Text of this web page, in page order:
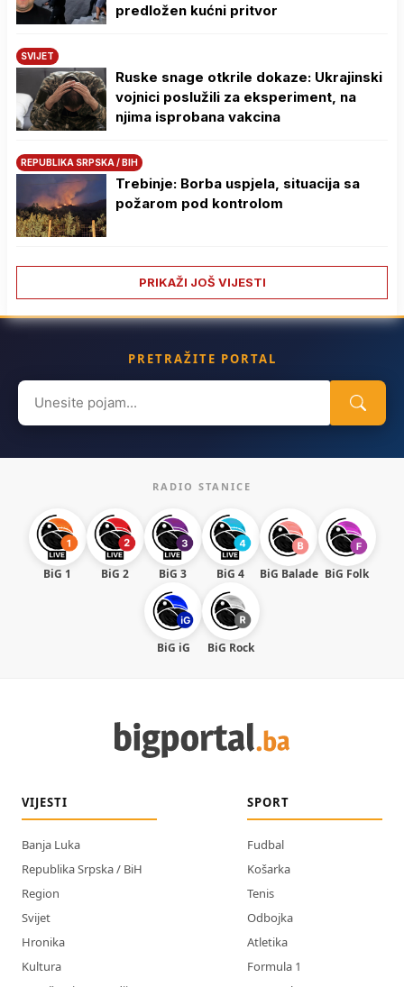
predložen kućni pritvor
SVIJET
Ruske snage otkrile dokaze: Ukrajinski
vojnici poslužili za eksperiment, na
njima isprobana vakcina
REPUBLIKA SRPSKA / BIH
Trebinje: Borba uspjela, situacija sa
požarom pod kontrolom
PRIKAŽI JOŠ VIJESTI
PRETRAŽITE PORTAL
Search
for:
RADIO STANICE
BiG 1 BiG 2 BiG 3 BiG 4 BiG Balade BiG Folk
BiG iG BiG Rock
VIJESTI
Banja Luka
Republika Srpska / BiH
Region
Svijet
Hronika
Kultura
SPORT
Fudbal
Košarka
Tenis
Odbojka
Atletika
Formula 1